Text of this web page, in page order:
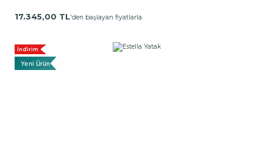
17.345,00 TL'den başlayan fiyatlarla
İndirim
Yeni Ürün